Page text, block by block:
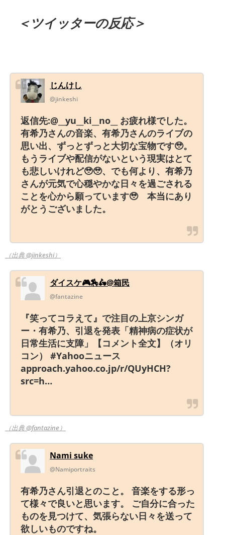
＜ツイッターの反応＞
じんけし
@jinkeshi
返信先:@__yu__ki__no__ お疲れ様でした。
有希乃さんの音楽、有希乃さんのライブの
思い出、ずっとずっと大切な宝物です🥹。
もうライブや配信がないという現実はとて
も悲しいけれど🥹🥹、でも何より、有希乃
さんが元気で心穏やかな日々を過ごされる
ことを心から願っています🥹 本当にあり
がとうございました。
（出典 @jinkeshi）
ダイスケ🎮🏇🛵@箱民
@fantazine
『笑ってコラえて』で注目の上京シンガ
ー・有希乃、引退を発表「精神病の症状が
日常生活に支障」【コメント全文】（オリ
コン） #Yahooニュース
approach.yahoo.co.jp/r/QUyHCH?
src=h…
（出典 @fantazine）
Nami suke
@Namiportraits
有希乃さん引退とのこと。 音楽をする形っ
て様々で良いと思います。 ご自分に合った
ものを見つけて、気張らない日々を送って
欲しいものですね。